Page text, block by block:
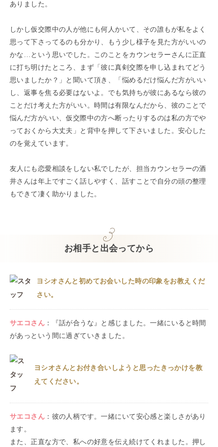
ありました。
しかし仮交際中の人が他にも何人かいて、その誰もが私をよく
思って下さってるのも分かり、もう少し様子を見た方がいいの
かな…という思いでした。このことをカウンセラーさんに正直
に打ち明けたところ、まず「彼に真剣交際を申し込まれてどう
思いましたか？」と聞いて頂き、「悩めるだけ悩んだ方がいい
し、返事を焦る必要はないよ。でも気持ちが彼にあるなら彼の
ことだけ考えた方がいい。時間は有限なんだから、彼のことで
悩んだ方がいい、仮交際中の方へ断ったりするのは私の方でや
っておくから大丈夫」と背中を押して下さいました。安心した
のを覚えています。
友人にも恋愛相談をしない私でしたが、担当カウンセラーの酒
井さんは年上ですごく話しやすく、話すことで自分の頭の整理
もできて凄く助かりました。
お相手と出会ってから
ヨシオさんと初めてお会いした時の印象をお教えくだ
さい。
サエコ さん ：
『話が合うな』と感じました。一緒にいると時間
があっという間に過ぎていきました。
ヨシオさんとお付き合いしようと思ったきっかけを教
えてください。
サエコ さん ： 彼の人柄です。一緒にいて安心感と楽しさがあり
ます。
また、正直な方で、私への好意を伝え続けてくれました。押し